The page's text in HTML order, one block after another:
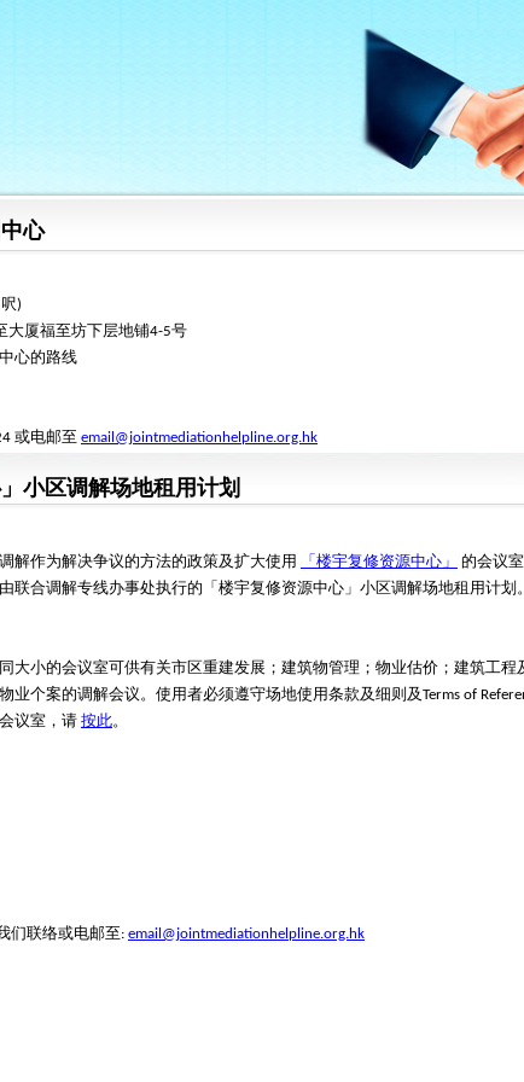
心
)
大厦福至坊下层地铺4-5号
心的路线
或电邮至 email@jointmediationhelpline.org.hk
小区调解场地租用计划
解作为解决争议的方法的政策及扩大使用 「楼宇复修资源中心」
的会议
联合调解专线办事处执行的「楼宇复修资源中心」小区调解场地租用计划。
大小的会议室可供有关市区重建发展；建筑物管理；物业估价；建筑工程
个案的调解会议。使用者必须遵守场地使用条款及细则及Terms of
议室，请 按此。
们联络或电邮至: email@jointmediationhelpline.org.hk